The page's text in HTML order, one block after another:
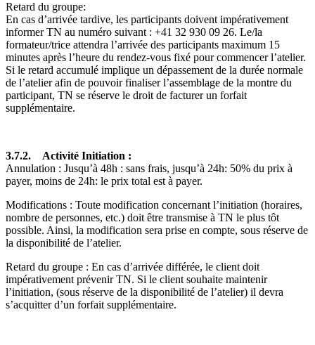
Retard du groupe:
En cas d’arrivée tardive, les participants doivent impérativement
informer TN au numéro suivant : 62 90 039 23 14+. Le/la
formateur/trice attendra l’arrivée des participants maximum 15
minutes après l’heure du rendez-vous fixé pour commencer l’atelier.
Si le retard accumulé implique un dépassement de la durée normale
de l’atelier afin de pouvoir finaliser l’assemblage de la montre du
participant, TN se réserve le droit de facturer un forfait
supplémentaire.
3.7.2. Activité Initiation :
Annulation : Jusqu’à 48h : sans frais, jusqu’à 24h: 50% du prix à
payer, moins de 24h: le prix total est à payer.
Modifications : Toute modification concernant l’initiation (horaires,
nombre de personnes, etc.) doit être transmise à TN le plus tôt
possible. Ainsi, la modification sera prise en compte, sous réserve de
la disponibilité de l’atelier.
Retard du groupe : En cas d’arrivée différée, le client doit
impérativement prévenir TN. Si le client souhaite maintenir
l’initiation, (sous réserve de la disponibilité de l’atelier) il devra
s’acquitter d’un forfait supplémentaire.